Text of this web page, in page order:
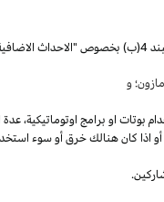
"). سوق تقوم بكسب دخل العمولة الخاص المذكور في البند 4(ب) بخصوص
و
بوتات او برامج اوتوماتيكية،عدة
اذا كان هنالك خرق أو سوء